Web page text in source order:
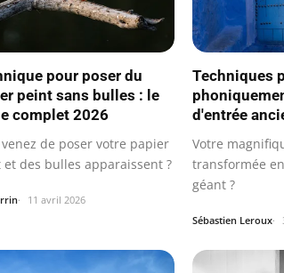
pour poser du
peint sans bulles : le
complet 2026
venez de poser votre papier
et des bulles apparaissent ?
11 avril 2026
Techniques
d'entrée
Votre
transformée
géant ?
Sébastien Leroux